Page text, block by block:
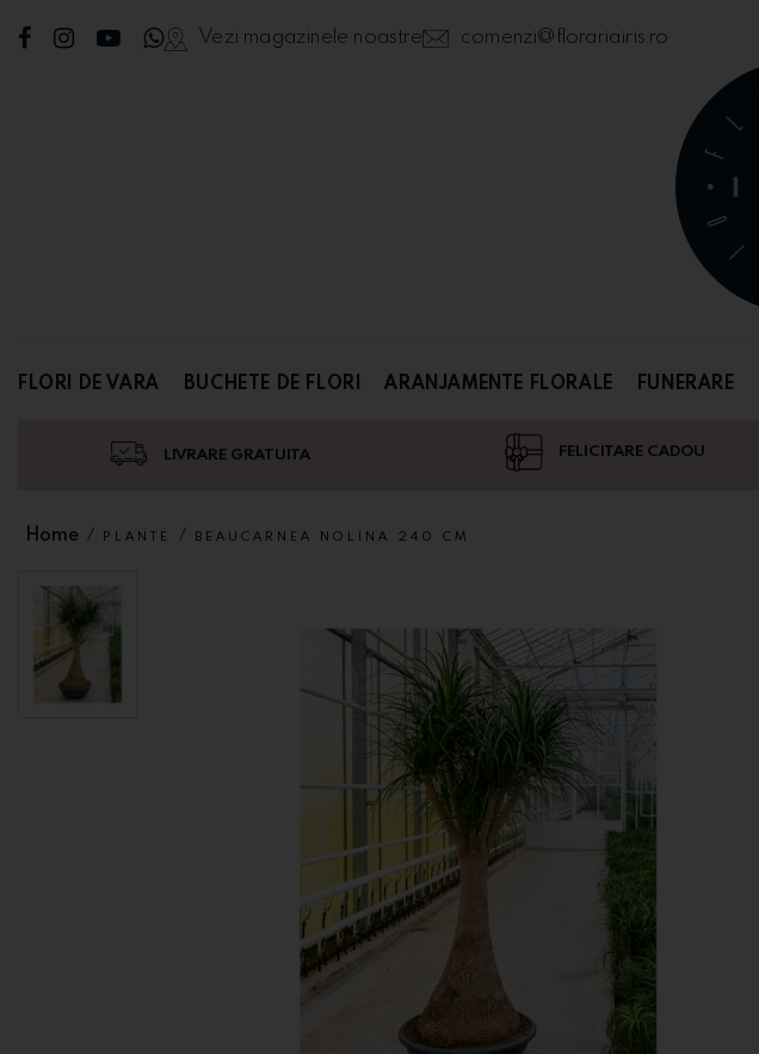
Vezi magazinele noastre comenzi@florariairis.ro
FLORI DE VARA BUCHETE DE FLORI ARANJAMENTE FLORALE FUNERARE
LIVRARE GRATUITA FELICITARE CADOU
Home / PLANTE / BEAUCARNEA NOLINA 240 CM